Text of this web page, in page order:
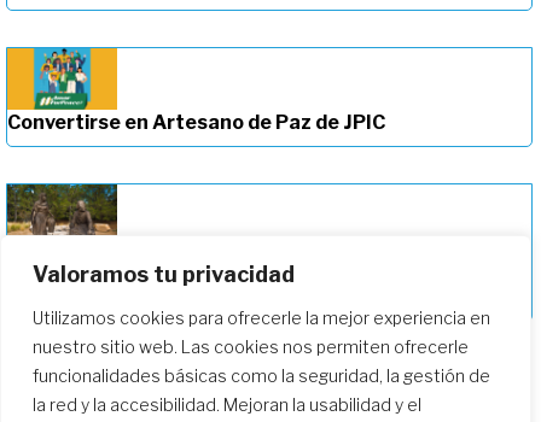
Valoramos tu privacidad
Utilizamos cookies para ofrecerle la mejor experiencia en
nuestro sitio web. Las cookies nos permiten ofrecerle
funcionalidades básicas como la seguridad, la gestión de
la red y la accesibilidad. Mejoran la usabilidad y el
Convertirse en Artesano de Paz de JPIC
Profundizando en nuestro camino de